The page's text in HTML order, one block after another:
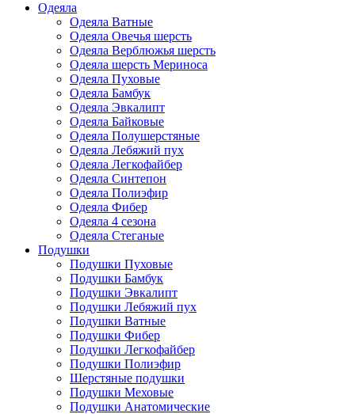
Одеяла
Одеяла Ватные
Одеяла Овечья шерсть
Одеяла Верблюжья шерсть
Одеяла шерсть Мериноса
Одеяла Пуховые
Одеяла Бамбук
Одеяла Эвкалипт
Одеяла Байковые
Одеяла Полушерстяные
Одеяла Лебяжий пух
Одеяла Легкофайбер
Одеяла Синтепон
Одеяла Полиэфир
Одеяла Фибер
Одеяла 4 сезона
Одеяла Стеганые
Подушки
Подушки Пуховые
Подушки Бамбук
Подушки Эвкалипт
Подушки Лебяжий пух
Подушки Ватные
Подушки Фибер
Подушки Легкофайбер
Подушки Полиэфир
Шерстяные подушки
Подушки Меховые
Подушки Анатомические